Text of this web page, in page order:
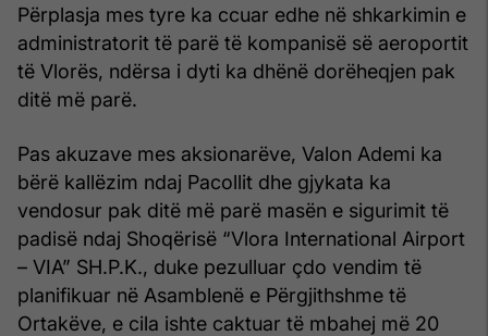
Përplasja mes tyre ka ccuar edhe në shkarkimin e
administratorit të parë të kompanisë së aeroportit
të Vlorës, ndërsa i dyti ka dhënë dorëheqjen pak
ditë më parë.
Pas akuzave mes aksionarëve, Valon Ademi ka
bërë kallëzim ndaj Pacollit dhe gjykata ka
vendosur pak ditë më parë masën e sigurimit të
padisë ndaj Shoqërisë “Vlora International Airport
– VIA” SH.P.K., duke pezulluar çdo vendim të
planifikuar në Asamblenë e Përgjithshme të
Ortakëve, e cila ishte caktuar të mbahej më 20